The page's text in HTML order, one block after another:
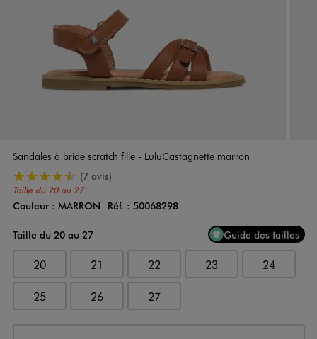
Sandales à bride scratch fille - LuluCastagnette marron
Taille du 20 au 27
4.5/5 de moyenne
(7 avis)
Couleur
Couleur : MARRON Réf. : 50068298
Taille du 20 au 27
Guide des tailles
20 21 22 23 24
25 26 27